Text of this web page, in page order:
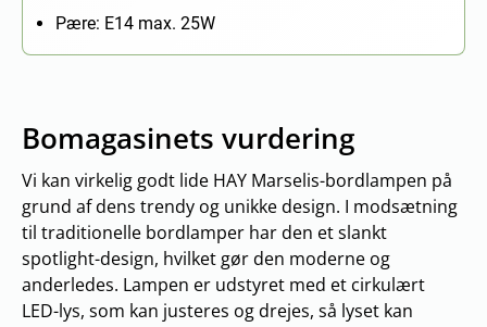
Pære: E14 max. 25W
Bomagasinets vurdering
Vi kan virkelig godt lide HAY Marselis-bordlampen på
grund af dens trendy og unikke design. I modsætning
til traditionelle bordlamper har den et slankt
spotlight-design, hvilket gør den moderne og
anderledes. Lampen er udstyret med et cirkulært
LED-lys, som kan justeres og drejes, så lyset kan